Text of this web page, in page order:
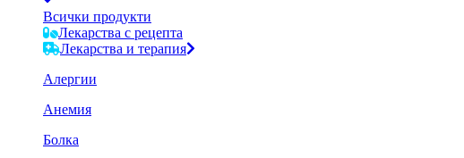
Всички продукти
Лекарства с рецепта
Лекарства и терапия
Алергии
Анемия
Болка